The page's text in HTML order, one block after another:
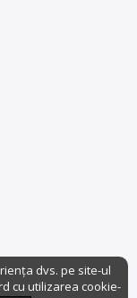
dvs. pe site-ul
cu utilizarea cookie-